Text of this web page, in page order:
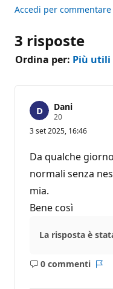
Accedi per commentare
3 risposte
Ordina per: Più utili
Dani
20P
n
i
d
i
r
u
z
n
3 set 2025, 16:46
Da qualche
normali senza
mia.
Bene così
La risposta è
0 commenti
Nessun